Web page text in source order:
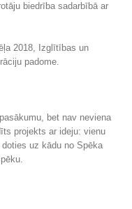
biedrība sadarbībā ar
2018, Izglītības un
padome.
bet nav neviena
projekts ar ideju: vienu
uz kādu no Spēka